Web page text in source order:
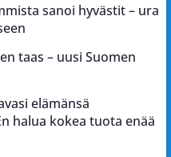
sanoi hyvästit – ura
taas – uusi Suomen
elämänsä
halua kokea tuota enää